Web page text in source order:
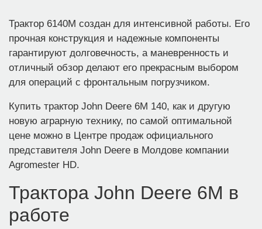
Трактор 6140M создан для интенсивной работы. Его
прочная конструкция и надежные компоненты
гарантируют долговечность, а маневренность и
отличный обзор делают его прекрасным выбором
для операций с фронтальным погрузчиком.
Купить трактор John Deere 6M 140, как и другую
новую аграрную технику, по самой оптимальной
цене можно в Центре продаж официального
представителя John Deere в Молдове компании
Agromester HD.
Трактора John Deere 6M в
работе